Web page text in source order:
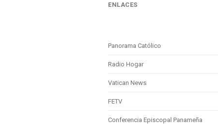
ENLACES
Panorama Católico
Radio Hogar
Vatican News
FETV
Conferencia Episcopal Panameña